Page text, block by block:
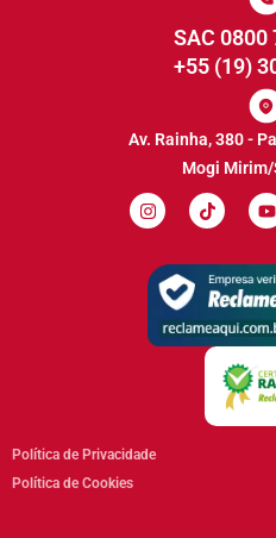
SAC 0800
+55 (19)
Av. Rainha, 380 -
Mogi Mirim/
Política de Privacidade
Política de Cookies